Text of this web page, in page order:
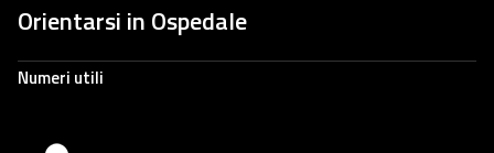
Orientarsi in Ospedale
Numeri utili